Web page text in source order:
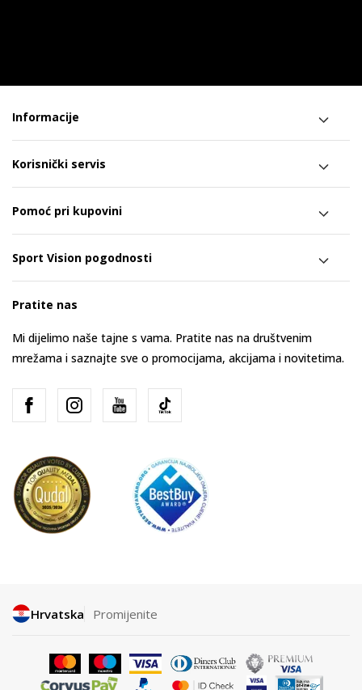
Informacije
Korisnički servis
Pomoć pri kupovini
Sport Vision pogodnosti
Pratite nas
Mi dijelimo naše tajne s vama. Pratite nas na društvenim
mrežama i saznajte sve o promocijama, akcijama i novitetima.
Hrvatska Promijenite